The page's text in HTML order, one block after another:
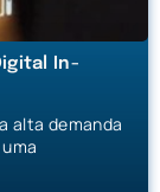
In-
alta demanda